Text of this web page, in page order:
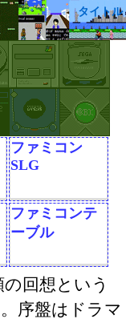
タイトル
ファミコン
SLG
ファミコンテ
ーブル
回想という
序盤はドラマ